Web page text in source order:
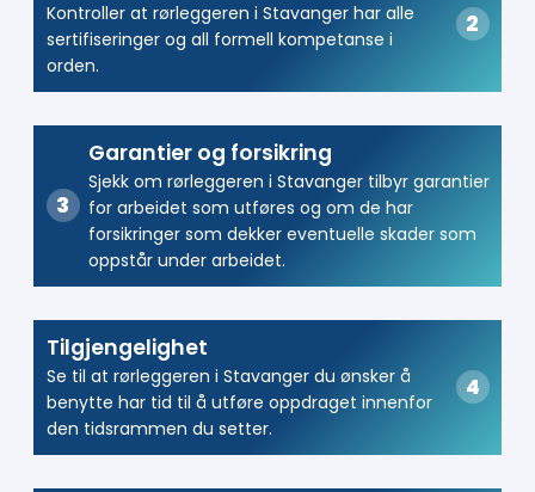
Kontroller at rørleggeren i Stavanger har alle
sertifiseringer og all formell kompetanse i
orden.
Garantier og forsikring
Sjekk om rørleggeren i Stavanger tilbyr garantier
for arbeidet som utføres og om de har
forsikringer som dekker eventuelle skader som
oppstår under arbeidet.
Tilgjengelighet
Se til at rørleggeren i Stavanger du ønsker å
benytte har tid til å utføre oppdraget innenfor
den tidsrammen du setter.